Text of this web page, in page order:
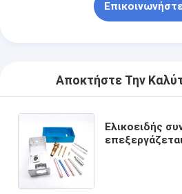
Αποκτήστε Την
Ελικοειδής